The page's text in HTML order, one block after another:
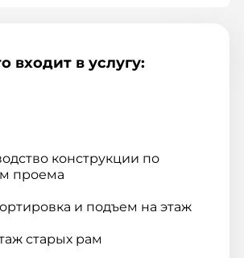
входит в услугу:
конструкции по
проема
и подъем на этаж
старых рам